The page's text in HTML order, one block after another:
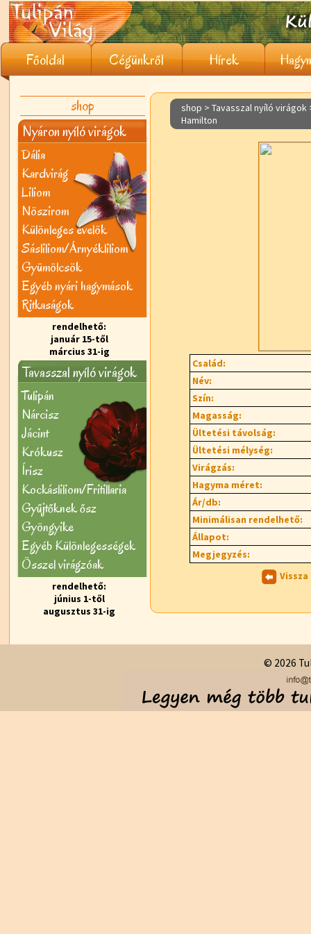
Főoldal Cégünkről Hírek
shop
Nyáron nyíló virágok
Dália
Kardvirág
Liliom
Nõszirom
Különleges évelõk
Sásliliom/Árnyékliliom
Gyümölcsök
Egyéb nyári hagymások
Ritkaságok
rendelhető:
január 15-től
március 31-ig
Tavasszal nyíló virágok
Tulipán
Nárcisz
Jácint
Krókusz
Írisz
Kockásliliom/Fritillaria
Gyűjtőknek ősz
Gyöngyike
Egyéb Különlegességek
Õsszel virágzóak
rendelhető:
június 1-től
augusztus 31-ig
shop > Tavasszal nyíló virágok
Hamilton
Család:
Név:
Szín:
Magasság:
Ültetési távolság:
Ültetési mélység:
Virágzás:
Hagyma méret:
Ár/db:
Minimálisan rendelhető:
Állapot:
Megjegyzés:
© 2026